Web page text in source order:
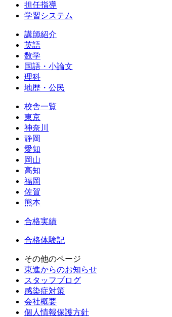
担任指導
学習システム
講師紹介
英語
数学
国語・小論文
理科
地歴・公民
校舎一覧
東京
神奈川
静岡
愛知
岡山
高知
福岡
佐賀
熊本
合格実績
合格体験記
その他のページ
東進からのお知らせ
スタッフブログ
感染症対策
会社概要
個人情報保護方針